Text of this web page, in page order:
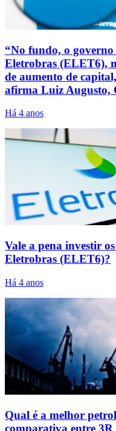
“No fundo, o governo
Eletrobras (ELET6),
de aumento de
afirma Luiz Augusto,
Há 4 anos
Vale a pena investir
Eletrobras (ELET6)?
Há 4 anos
Qual é a melhor
comparativa entre